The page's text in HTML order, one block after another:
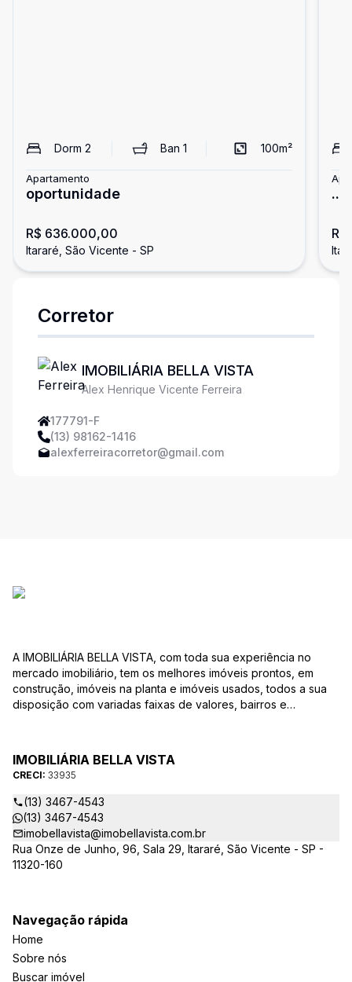
Dorm 2 Ban 1 100m²
Apartamento
oportunidade
R$ 636.000,00
Itararé, São Vicente - SP
...
Corretor
IMOBILIÁRIA BELLA VISTA
Alex Henrique Vicente Ferreira
177791-F
(13) 98162-1416
alexferreiracorretor@gmail.com
A IMOBILIÁRIA BELLA VISTA, com toda sua experiência no
mercado imobiliário, tem os melhores imóveis prontos, em
construção, imóveis na planta e imóveis usados, todos a sua
disposição com variadas faixas de valores, bairros e
ao CRECI-EE – estarão sempre prontos para responder-lhe
todas as suas dúvidas sobre casas, apartamentos, terrenos,
salas comerciais e outros produtos imobiliários.
IMOBILIÁRIA BELLA VISTA
CRECI: 33935
(13) 3467-4543
(13) 3467-4543
imobellavista@imobellavista.com.br
Rua Onze de Junho, 96, Sala 29, Itararé, São Vicente - SP -
11320-160
Navegação rápida
Home
Sobre nós
Buscar imóvel